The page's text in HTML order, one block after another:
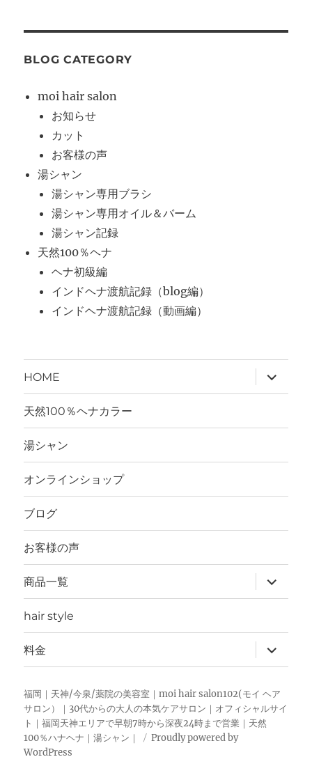
BLOG CATEGORY
moi hair salon
お知らせ
カット
お客様の声
湯シャン
湯シャン専用ブラシ
湯シャン専用オイル＆バーム
湯シャン記録
天然100％ヘナ
ヘナ初級編
インドヘナ渡航記録（blog編）
インドヘナ渡航記録（動画編）
HOME
サ
ブ
メ
ー
開
天然100％ヘナカラー
湯シャン
オンラインショップ
ブログ
お客様の声
商品一覧
サ
ブ
メ
ー
を
展
開
hair style
料金
サ
ブ
メ
ュ
ー
を
展
福岡｜天神/今泉/薬院の美容室｜moi hair salon102(モイ ヘア
サロン）｜30代からの大人の本気ケアサロン｜オフィシャルサイ
ト｜福岡天神エリアで早朝7時から深夜24時まで営業｜天然
100％ハナヘナ｜湯シャン｜
Proudly powered by
WordPress